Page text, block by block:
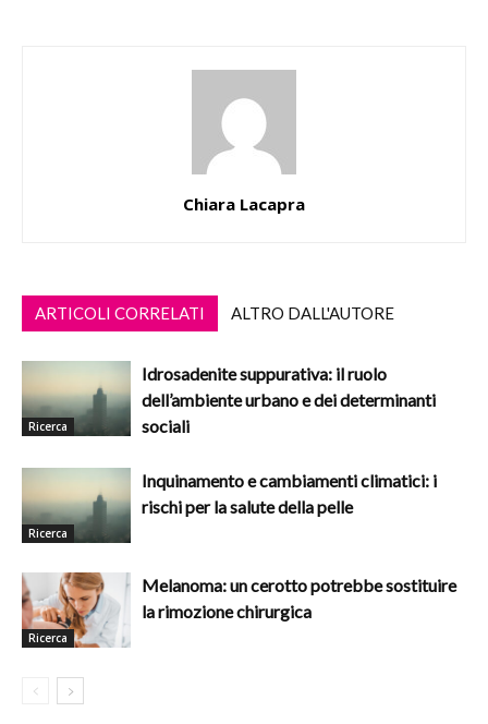
Chiara Lacapra
ARTICOLI CORRELATI ALTRO DALL'AUTORE
Ricerca
Idrosadenite suppurativa: il ruolo
dell’ambiente urbano e dei determinanti
sociali
Ricerca
Inquinamento e cambiamenti climatici: i
rischi per la salute della pelle
Ricerca
Melanoma: un cerotto potrebbe sostituire
la rimozione chirurgica